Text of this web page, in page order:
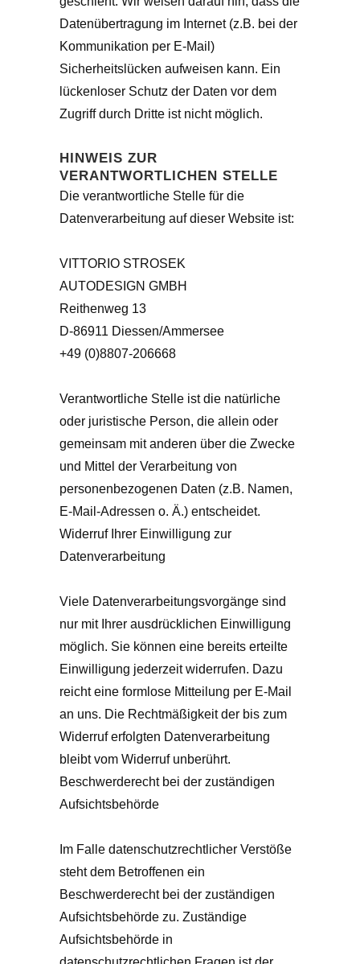
Datenübertragung im Internet (z.B. bei der
Kommunikation per E-Mail)
Sicherheitslücken aufweisen kann. Ein
lückenloser Schutz der Daten vor dem
Zugriff durch Dritte ist nicht möglich.
HINWEIS ZUR
VERANTWORTLICHEN STELLE
Die verantwortliche Stelle für die
Datenverarbeitung auf dieser Website ist:
VITTORIO STROSEK
AUTODESIGN GMBH
Reithenweg 13
D-86911 Diessen/Ammersee
+49 (0)8807-206668
Verantwortliche Stelle ist die natürliche
oder juristische Person, die allein oder
gemeinsam mit anderen über die Zwecke
und Mittel der Verarbeitung von
personenbezogenen Daten (z.B. Namen,
E-Mail-Adressen o. Ä.) entscheidet.
Widerruf Ihrer Einwilligung zur
Datenverarbeitung
Viele Datenverarbeitungsvorgänge sind
nur mit Ihrer ausdrücklichen Einwilligung
möglich. Sie können eine bereits erteilte
Einwilligung jederzeit widerrufen. Dazu
reicht eine formlose Mitteilung per E-Mail
an uns. Die Rechtmäßigkeit der bis zum
Widerruf erfolgten Datenverarbeitung
bleibt vom Widerruf unberührt.
Beschwerderecht bei der zuständigen
Aufsichtsbehörde
Im Falle datenschutzrechtlicher Verstöße
steht dem Betroffenen ein
Beschwerderecht bei der zuständigen
Aufsichtsbehörde zu. Zuständige
Aufsichtsbehörde in